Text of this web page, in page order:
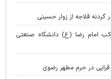
قلاجه از زوار حسینی
امام رضا (ع) دانشگاه صنعتی
در حرم مطهر رضوی